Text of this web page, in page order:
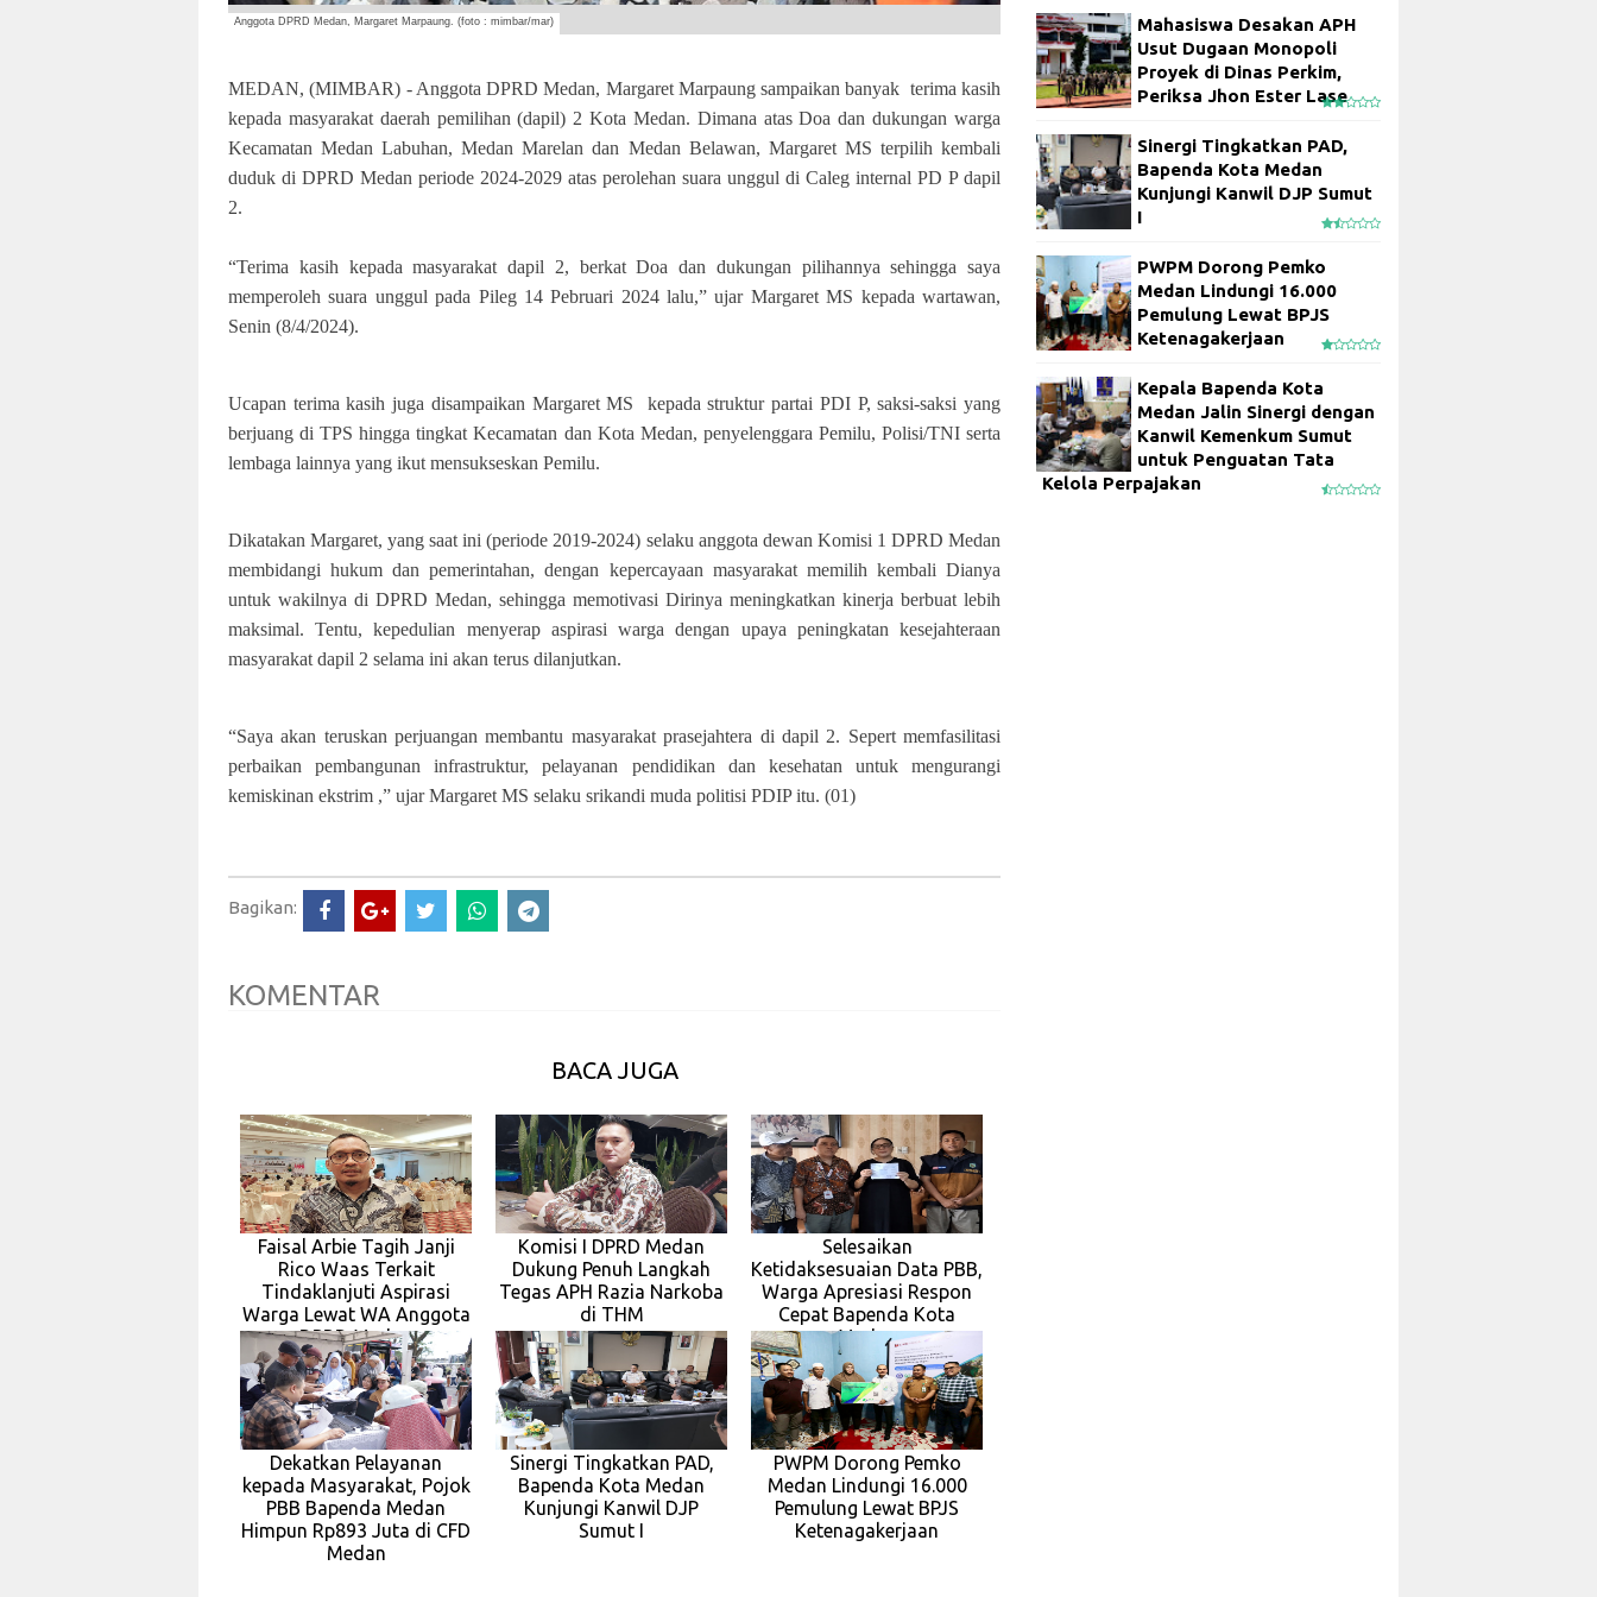
Anggota DPRD Medan, Margaret Marpaung. (foto : mimbar/mar)
MEDAN, (MIMBAR) - Anggota DPRD Medan, Margaret Marpaung sampaikan banyak terima kasih
kepada masyarakat daerah pemilihan (dapil) 2 Kota Medan. Dimana atas Doa dan dukungan warga
Kecamatan Medan Labuhan, Medan Marelan dan Medan Belawan, Margaret MS terpilih kembali
duduk di DPRD Medan periode 2024-2029 atas perolehan suara unggul di Caleg internal PD P dapil
2.
“Terima kasih kepada masyarakat dapil 2, berkat Doa dan dukungan pilihannya sehingga saya
memperoleh suara unggul pada Pileg 14 Pebruari 2024 lalu,” ujar Margaret MS kepada wartawan,
Senin (8/4/2024).
Ucapan terima kasih juga disampaikan Margaret MS kepada struktur partai PDI P, saksi-saksi yang
berjuang di TPS hingga tingkat Kecamatan dan Kota Medan, penyelenggara Pemilu, Polisi/TNI serta
lembaga lainnya yang ikut mensukseskan Pemilu.
Dikatakan Margaret, yang saat ini (periode 2019-2024) selaku anggota dewan Komisi 1 DPRD Medan
membidangi hukum dan pemerintahan, dengan kepercayaan masyarakat memilih kembali Dianya
untuk wakilnya di DPRD Medan, sehingga memotivasi Dirinya meningkatkan kinerja berbuat lebih
maksimal. Tentu, kepedulian menyerap aspirasi warga dengan upaya peningkatan kesejahteraan
masyarakat dapil 2 selama ini akan terus dilanjutkan.
“Saya akan teruskan perjuangan membantu masyarakat prasejahtera di dapil 2. Sepert memfasilitasi
perbaikan pembangunan infrastruktur, pelayanan pendidikan dan kesehatan untuk mengurangi
kemiskinan ekstrim ,” ujar Margaret MS selaku srikandi muda politisi PDIP itu. (01)
Bagikan:
KOMENTAR
BACA JUGA
Faisal Arbie Tagih Janji
Rico Waas Terkait
Tindaklanjuti Aspirasi
Warga Lewat WA Anggota
DPRD Medan
Komisi I DPRD Medan
Dukung Penuh Langkah
Tegas APH Razia Narkoba
di THM
Selesaikan
Ketidaksesuaian Data PBB,
Warga Apresiasi Respon
Cepat Bapenda Kota
Medan
Dekatkan Pelayanan
kepada Masyarakat, Pojok
PBB Bapenda Medan
Himpun Rp893 Juta di CFD
Medan
Sinergi Tingkatkan PAD,
Bapenda Kota Medan
Kunjungi Kanwil DJP
Sumut I
PWPM Dorong Pemko
Medan Lindungi 16.000
Pemulung Lewat BPJS
Ketenagakerjaan
Mahasiswa Desakan APH
Usut Dugaan Monopoli
Proyek di Dinas Perkim,
Periksa Jhon Ester Lase
Sinergi Tingkatkan PAD,
Bapenda Kota Medan
Kunjungi Kanwil DJP Sumut
I
PWPM Dorong Pemko
Medan Lindungi 16.000
Pemulung Lewat BPJS
Ketenagakerjaan
Kepala Bapenda Kota
Medan Jalin Sinergi dengan
Kanwil Kemenkum Sumut
untuk Penguatan Tata
Kelola Perpajakan